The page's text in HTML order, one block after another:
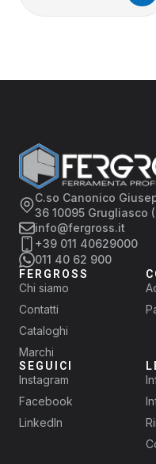
C.so Canonico
36 10095 Grugliasco
info@fergross.it
+39 011 40629000
011 40 62 900
FERGROSS
Chi siamo
Contatti
Cataloghi
Marchi
SEGUICI
Instagram
Facebook
LinkedIn